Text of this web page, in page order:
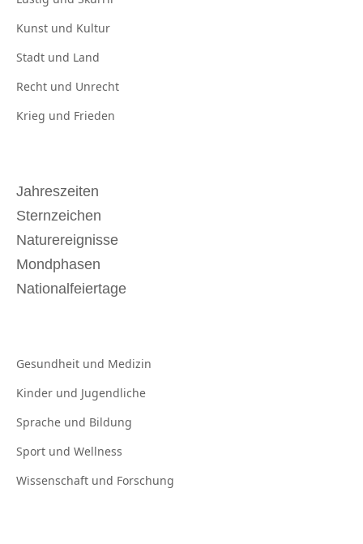
Kunst und Kultur
Stadt und Land
Recht und Unrecht
Krieg und Frieden
Jahreszeiten
Sternzeichen
Naturereignisse
Mondphasen
Nationalfeiertage
Gesundheit und Medizin
Kinder und Jugendliche
Sprache und Bildung
Sport und Wellness
Wissenschaft und Forschung